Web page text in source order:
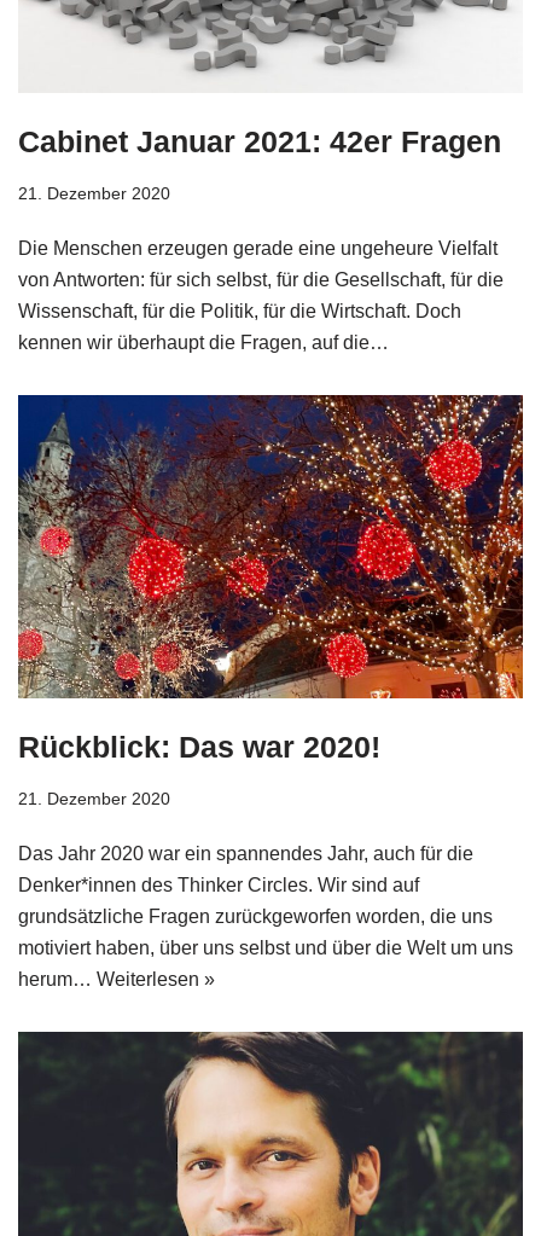
Cabinet Januar 2021: 42er Fragen
21. Dezember 2020
Die Menschen erzeugen gerade eine ungeheure Vielfalt
von Antworten: für sich selbst, für die Gesellschaft, für die
Wissenschaft, für die Politik, für die Wirtschaft. Doch
kennen wir überhaupt die Fragen, auf die…
Rückblick: Das war 2020!
21. Dezember 2020
Das Jahr 2020 war ein spannendes Jahr, auch für die
Denker*innen des Thinker Circles. Wir sind auf
grundsätzliche Fragen zurückgeworfen worden, die uns
motiviert haben, über uns selbst und über die Welt um uns
herum… Weiterlesen »